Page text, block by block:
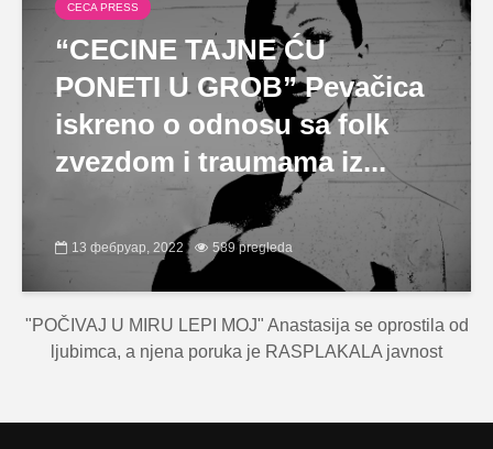
CECA PRESS
“CECINE TAJNE ĆU
PONETI U GROB” Pevačica
iskreno o odnosu sa folk
zvezdom i traumama iz...
13 фебруар, 2022 589 pregleda
"POČIVAJ U MIRU LEPI MOJ" Anastasija se oprostila od
ljubimca, a njena poruka je RASPLAKALA javnost